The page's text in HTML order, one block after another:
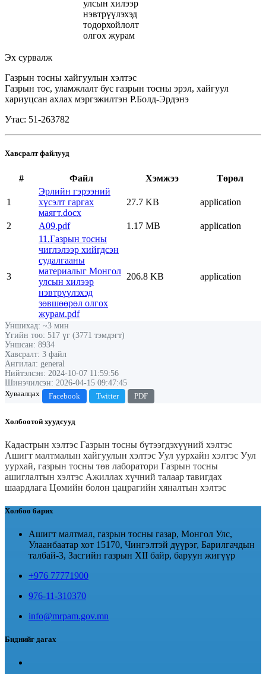
улсын хилээр
нэвтрүүлэхэд
тодорхойлолт
олгох журам
Эх сурвалж
Газрын тосны хайгуулын хэлтэс
Газрын тос, уламжлалт бус газрын тосны эрэл, хайгуул
хариуцсан ахлах мэргэжилтэн Р.Болд-Эрдэнэ
Утас: 51-263782
Хавсралт файлууд
# Файл Хэмжээ Төрөл
1
Эрлийн гэрээний
хүсэлт гаргах
маягт.docx
27.7 KB application
2 А09.pdf 1.17 MB application
3
11.Газрын тосны
чиглэлээр хийгдсэн
судалгааны
материалыг Монгол
улсын хилээр
нэвтрүүлэхэд
зөвшөөрөл олгох
журам.pdf
206.8 KB application
Уншихад: ~3 мин
Үгийн тоо: 517 үг (3771 тэмдэгт)
Уншсан: 8934
Хавсралт: 3 файл
Ангилал: general
Нийтэлсэн: 2024-10-07 11:59:56
Шинэчилсэн: 2026-04-15 09:47:45
Хуваалцах
Facebook Twitter PDF
Холбоотой хуудсууд
Кадастрын хэлтэс Газрын тосны бүтээгдэхүүний хэлтэс
Ашигт малтмалын хайгуулын хэлтэс Уул уурхайн хэлтэс Уул
уурхай, газрын тосны төв лаборатори Газрын тосны
ашиглалтын хэлтэс Ажиллах хүчний талаар тавигдах
шаардлага Цөмийн болон цацрагийн хяналтын хэлтэс
Холбоо барих
Ашигт малтмал, газрын тосны газар, Монгол Улс,
Улаанбаатар хот 15170, Чингэлтэй дүүрэг, Барилгачдын
талбай-3, Засгийн газрын XII байр, баруун жигүүр
+976 77771900
976-11-310370
info@mrpam.gov.mn
Биднийг дагах